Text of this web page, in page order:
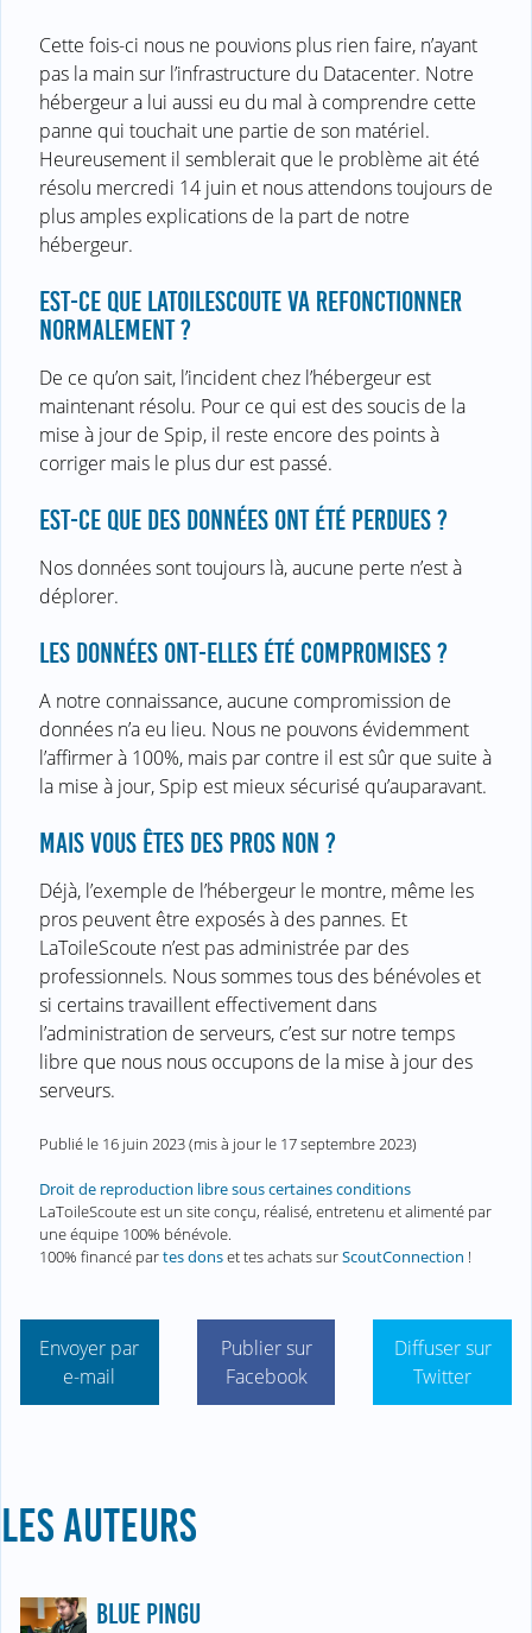
Cette fois-ci nous ne pouvions plus rien faire, n’ayant
pas la main sur l’infrastructure du Datacenter. Notre
hébergeur a lui aussi eu du mal à comprendre cette
panne qui touchait une partie de son matériel.
Heureusement il semblerait que le problème ait été
résolu mercredi 14 juin et nous attendons toujours de
plus amples explications de la part de notre
hébergeur.
EST-CE QUE LATOILESCOUTE VA REFONCTIONNER
NORMALEMENT ?
De ce qu’on sait, l’incident chez l’hébergeur est
maintenant résolu. Pour ce qui est des soucis de la
mise à jour de Spip, il reste encore des points à
corriger mais le plus dur est passé.
EST-CE QUE DES DONNÉES ONT ÉTÉ PERDUES ?
Nos données sont toujours là, aucune perte n’est à
déplorer.
LES DONNÉES ONT-ELLES ÉTÉ COMPROMISES ?
A notre connaissance, aucune compromission de
données n’a eu lieu. Nous ne pouvons évidemment
l’affirmer à 100%, mais par contre il est sûr que suite à
la mise à jour, Spip est mieux sécurisé qu’auparavant.
MAIS VOUS ÊTES DES PROS NON ?
Déjà, l’exemple de l’hébergeur le montre, même les
pros peuvent être exposés à des pannes. Et
LaToileScoute n’est pas administrée par des
professionnels. Nous sommes tous des bénévoles et
si certains travaillent effectivement dans
l’administration de serveurs, c’est sur notre temps
libre que nous nous occupons de la mise à jour des
serveurs.
Publié le 16 juin 2023(mis à jour le 17 septembre 2023)
Droit de reproduction libre sous certaines conditions
LaToileScoute est un site conçu, réalisé, entretenu et alimenté par
une équipe 100% bénévole.
100% financé partes donset tes achats surScoutConnection !
Envoyer par
e-mail
Publier sur
Facebook
Diffuser sur
Twitter
LES AUTEURS
BLUE PINGU